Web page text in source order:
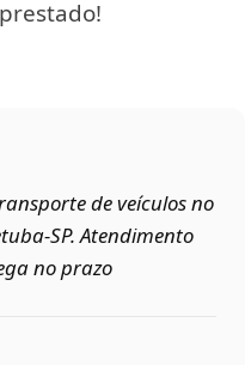
de veículos no
Atendimento
no prazo